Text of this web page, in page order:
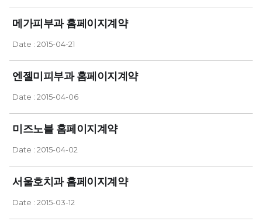
메가피부과 홈페이지계약
Date : 2015-04-21
엔젤미피부과 홈페이지계약
Date : 2015-04-06
미즈노블 홈페이지계약
Date : 2015-04-02
서울호치과 홈페이지계약
Date : 2015-03-12